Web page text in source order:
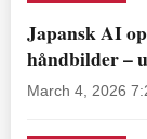
Japansk AI
håndbilder –
March 4, 2026